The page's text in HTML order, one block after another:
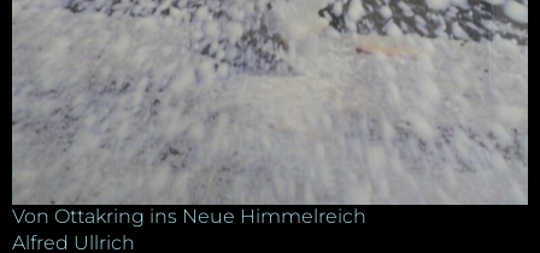
Von Ottakring ins Neue Himmelreich
Alfred Ullrich